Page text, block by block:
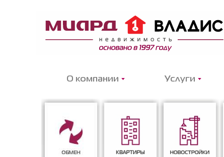
О компании Услуги